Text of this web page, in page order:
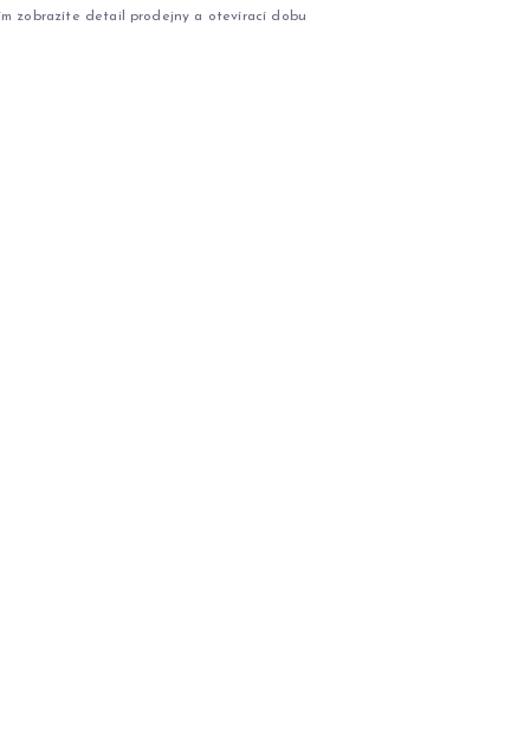
zobrazíte detail prodejny a otevírací dobu